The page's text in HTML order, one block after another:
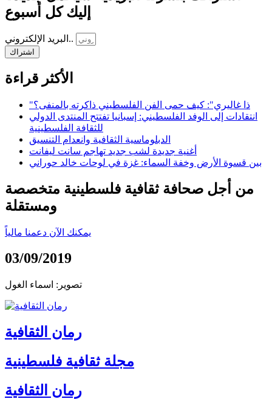
إليك كل أسبوع
البريد الإلكتروني..
اشتراك
الأكثر قراءة
"ذا غاليري": كيف حمى الفن الفلسطيني ذاكرته بالمنفى؟
انتقادات إلى الوفد الفلسطيني: إسبانيا تفتتح المنتدى الدولي
للثقافة الفلسطينية
الدبلوماسية الثقافية وانعدام التنسيق
أغنية جديدة لشب جديد تهاجم سانت ليفانت
بين قسوة الأرض وخفة السماء: غزة في لوحات خالد حوراني
من أجل صحافة ثقافية فلسطينية متخصصة
ومستقلة
يمكنك الآن دعمنا مالياً
03/09/2019
تصوير: اسماء الغول
رمان الثقافية
مجلة ثقافية فلسطينية
رمان الثقافية